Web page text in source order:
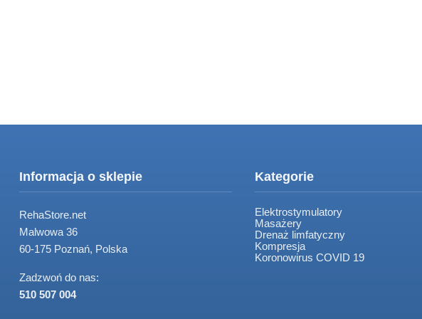
Informacja o sklepie
RehaStore.net
Malwowa 36
60-175 Poznań, Polska
Zadzwoń do nas:
510 507 004
Kategorie
Elektrostymulatory
Masażery
Drenaż limfatyczny
Kompresja
Koronowirus COVID 19